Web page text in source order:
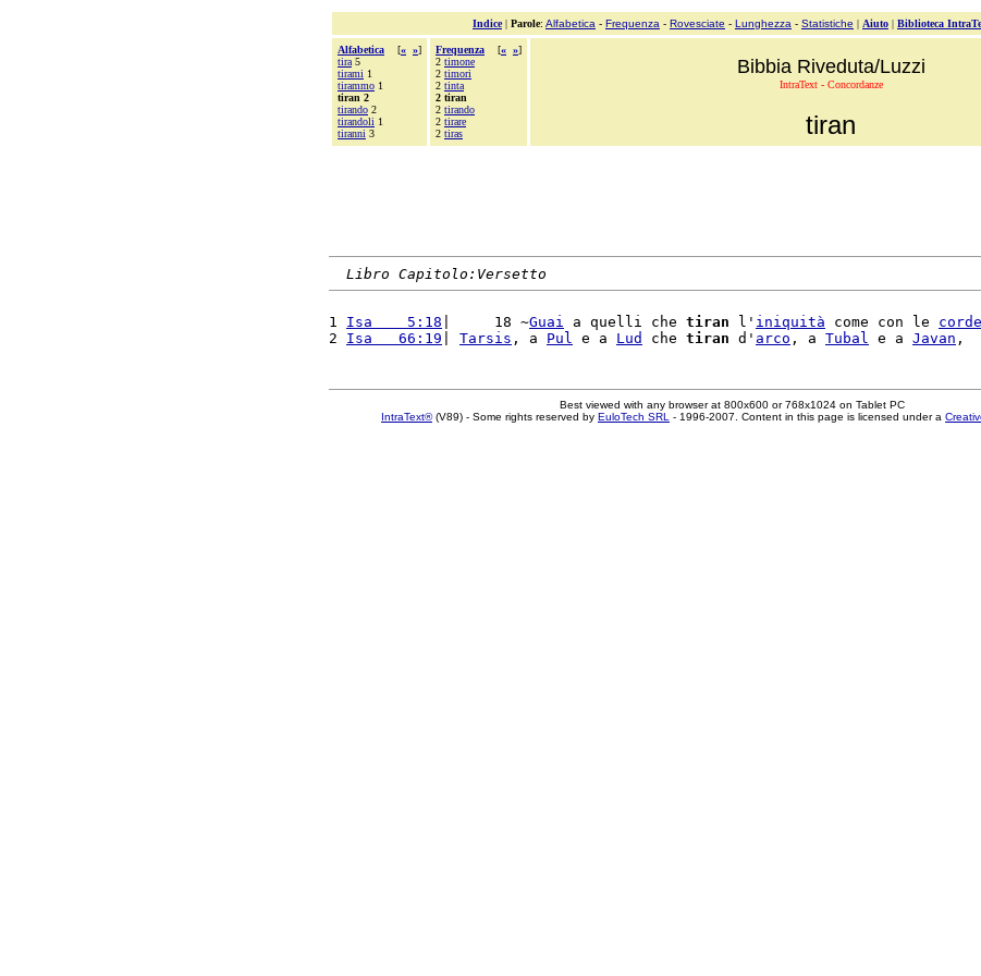
Indice| Parole: Alfabetica - Frequenza - Rovesciate - Lunghezza - Statistiche | Aiuto | Biblioteca
Alfabetica [« »]
tira 5
tirami 1
tirammo 1
tiran 2
tirando 2
tirandoli 1
tiranni 3
Frequenza [« »]
2 timone
2 timori
2 tinta
2 tiran
2 tirando
2 tirare
2 tiras
Bibbia Riveduta/Luzzi
IntraText - Concordanze
tiran
Libro Capitolo:Versetto
1 Isa    5:18 |     18 ~Guai a quelli che tiran l' iniquità come con le corde
2 Isa   66:19 Tarsis , a Pul e a Lud che tiran d' arco , a Tubal e a Javan
Best viewed with any browser at 800x600 or 768x1024 on Tablet PC
IntraText®(V89) - Some rights reserved by EuloTech SRL - 1996-2007. Content in this page is licensed under a